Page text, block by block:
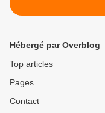
Hébergé par Overblog
Top articles
Pages
Contact